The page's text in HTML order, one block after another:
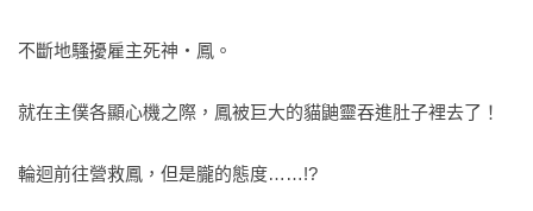
不斷地騷擾雇主死神‧鳳。
就在主僕各顯心機之際，鳳被巨大的貓鼬靈吞進肚子裡去了！
輪迴前往營救鳳，但是朧的態度……!?